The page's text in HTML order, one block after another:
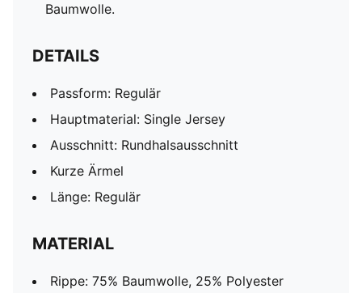
Baumwolle.
DETAILS
Passform: Regulär
Hauptmaterial: Single Jersey
Ausschnitt: Rundhalsausschnitt
Kurze Ärmel
Länge: Regulär
MATERIAL
Rippe: 75% Baumwolle, 25% Polyester